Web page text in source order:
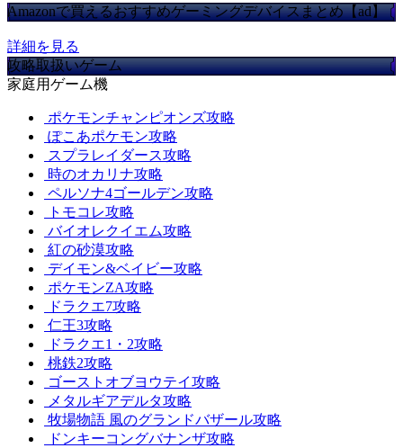
Amazonで買えるおすすめゲーミングデバイスまとめ【ad】
詳細を見る
攻略取扱いゲーム
家庭用ゲーム機
ポケモンチャンピオンズ攻略
ぽこあポケモン攻略
スプラレイダース攻略
時のオカリナ攻略
ペルソナ4ゴールデン攻略
トモコレ攻略
バイオレクイエム攻略
紅の砂漠攻略
デイモン&ベイビー攻略
ポケモンZA攻略
ドラクエ7攻略
仁王3攻略
ドラクエ1・2攻略
桃鉄2攻略
ゴーストオブヨウテイ攻略
メタルギアデルタ攻略
牧場物語 風のグランドバザール攻略
ドンキーコングバナンザ攻略